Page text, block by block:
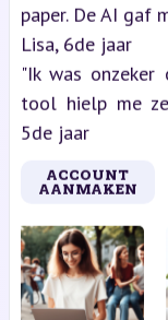
paper. De AI gaf
Lisa, 6de jaar
"Ik was
tool hielp me
5de jaar
ACCOUNT
AANMAKEN